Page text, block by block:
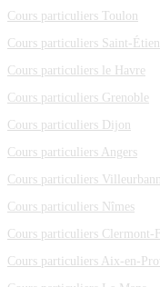
Cours particuliers Toulon
Cours particuliers Saint-
Cours particuliers le Havre
Cours particuliers Grenoble
Cours particuliers Dijon
Cours particuliers Angers
Cours particuliers
Cours particuliers Nîmes
Cours particuliers Clermont-
Cours particuliers Aix-en-